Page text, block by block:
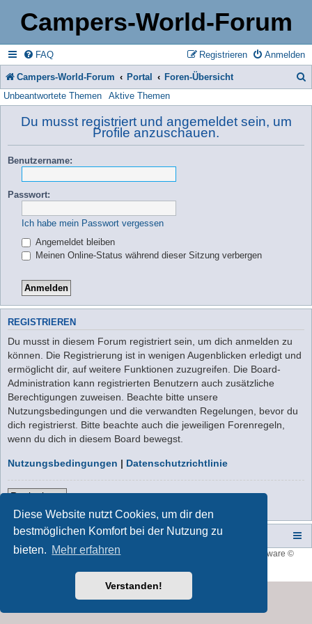
Diese Website nutzt Cookies, um dir den
bestmöglichen Komfort bei der Nutzung zu
bieten. Mehr erfahren
Verstanden!
Campers-World-Forum
FAQ Anmelden
Registrieren
Campers-World-Forum Portal Foren-Übersicht
Unbeantwortete Themen Aktive Themen
Du musst registriert und angemeldet sein, um
Profile anzuschauen.
Benutzername:
Passwort:
Ich habe mein Passwort vergessen
Angemeldet bleiben
Meinen Online-Status während dieser Sitzung verbergen
REGISTRIEREN
Du musst in diesem Forum registriert sein, um dich anmelden zu
können. Die Registrierung ist in wenigen Augenblicken erledigt und
ermöglicht dir, auf weitere Funktionen zuzugreifen. Die Board-
Administration kann registrierten Benutzern auch zusätzliche
Berechtigungen zuweisen. Beachte bitte unsere
Nutzungsbedingungen und die verwandten Regelungen, bevor du
dich registrierst. Bitte beachte auch die jeweiligen Forenregeln,
wenn du dich in diesem Board bewegst.
Nutzungsbedingungen | Datenschutzrichtlinie
Registrieren
Campers-World-Forum Portal Foren-Übersicht
Style developer byforum tricolor
® Forum Software ©
Deutsche Übersetzung durch